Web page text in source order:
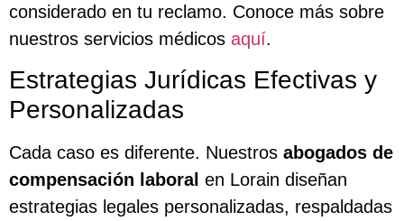
considerado en tu reclamo. Conoce más sobre
nuestros servicios médicos aquí.
Estrategias Jurídicas Efectivas y
Personalizadas
Cada caso es diferente. Nuestros abogados de
compensación laboral en Lorain diseñan
estrategias legales personalizadas, respaldadas